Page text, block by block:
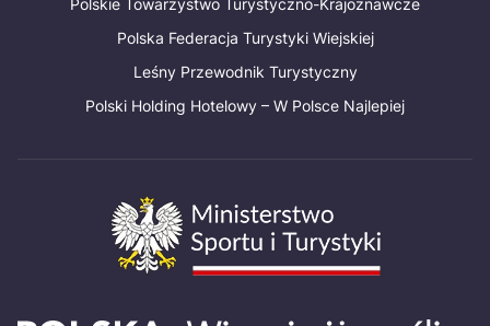
Polskie Towarzystwo Turystyczno-Krajoznawcze
Polska Federacja Turystyki Wiejskiej
Leśny Przewodnik Turystyczny
Polski Holding Hotelowy – W Polsce Najlepiej